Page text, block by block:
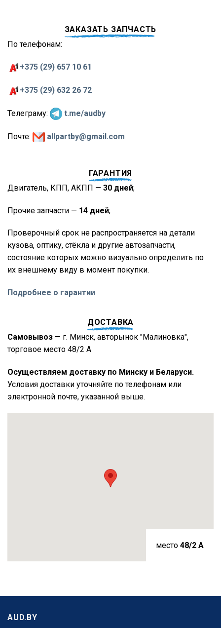
ЗАКАЗАТЬ ЗАПЧАСТЬ
По телефонам:
+375 (29) 657 10 61
+375 (29) 632 26 72
Телеграму: t.me/audby
Почте: allpartby@gmail.com
ГАРАНТИЯ
Двигатель, КПП, АКПП — 30 дней;
Прочие запчасти — 14 дней;
Проверочный срок не распространяется на детали
кузова, оптику, стёкла и другие автозапчасти,
состояние которых можно визуально определить по
их внешнему виду в момент покупки.
Подробнее о гарантии
ДОСТАВКА
Самовывоз — г. Минск, авторынок "Малиновка",
торговое место 48/2 А
Осуществляем доставку по Минску и Беларуси.
Условия доставки уточняйте по телефонам или
электронной почте, указанной выше.
место 48/2 A
AUD.BY